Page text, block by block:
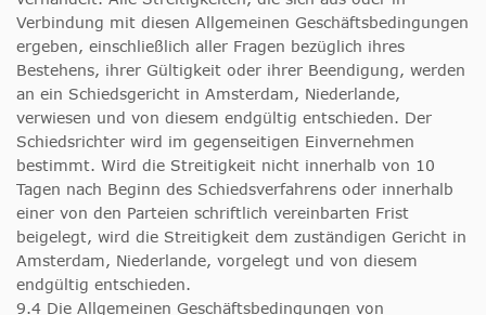
Verbindung mit diesen Allgemeinen Geschäftsbedingungen
ergeben, einschließlich aller Fragen bezüglich ihres
Bestehens, ihrer Gültigkeit oder ihrer Beendigung, werden
an ein Schiedsgericht in Amsterdam, Niederlande,
verwiesen und von diesem endgültig entschieden. Der
Schiedsrichter wird im gegenseitigen Einvernehmen
bestimmt. Wird die Streitigkeit nicht innerhalb von 10
Tagen nach Beginn des Schiedsverfahrens oder innerhalb
einer von den Parteien schriftlich vereinbarten Frist
beigelegt, wird die Streitigkeit dem zuständigen Gericht in
Amsterdam, Niederlande, vorgelegt und von diesem
endgültig entschieden.
9.4 Die Allgemeinen Geschäftsbedingungen von